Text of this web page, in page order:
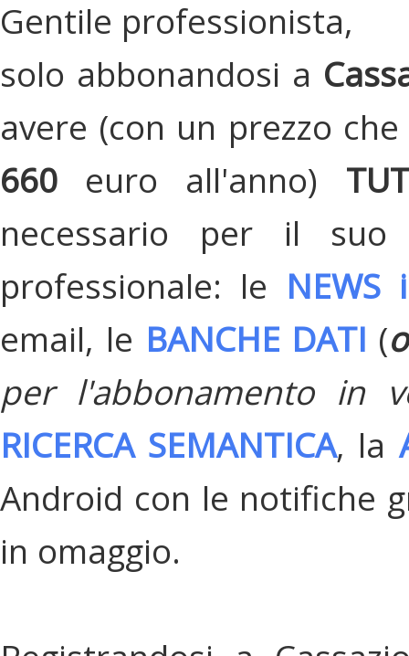
Gentile professionista,
solo abbonandosi a
avere (con un prezzo
660 euro all'anno)
necessario per il suo
professionale: le
email, le BANCHE DATI (
per l'abbonamento in
RICERCA SEMANTICA, la
Android con le notifiche
in omaggio.